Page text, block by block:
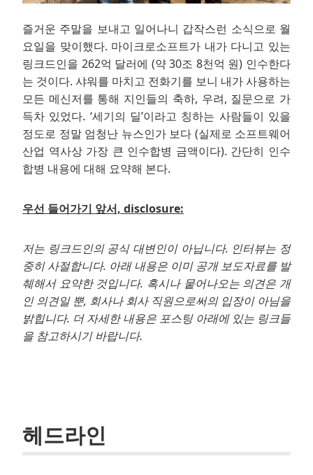
즐거운 주말을 보내고 일어나니 갑작스런 소식으로 월
요일을 맞이했다. 마이크로소프트가 내가 다니고 있는
링크드인을 262억 달러에 (약 30조 8천억 원) 인수한다
는 것이다. 샤워를 마치고 전화기를 보니 내가 사용하는
모든 메신저를 통해 지인들의 축하, 우려, 질문으로 가
득차 있었다. ‘세기의 딜’이라고 칭하는 사람들이 있을
정도로 정말 엄청난 뉴스인가 보다 (실제로 소프트웨어
산업 역사상 가장 큰 인수합병 금액이다). 간단히 인수
합병 내용에 대해 요약해 본다.
우선 들어가기 앞서, disclosure:
저는 링크드인의 공식 대변인이 아닙니다. 인터뷰는 정
중히 사절합니다. 아래 내용은 이미 공개 보도자료를 발
췌해서 요약한 것입니다. 혹시나 뭍어나오는 의견은 개
인 의견일 뿐, 회사나 회사 직원으로써의 입장이 아님을
밝힙니다. 더 자세한 내용은 포스팅 아래에 있는 링크들
을 참고하시기 바랍니다.
헤드라인